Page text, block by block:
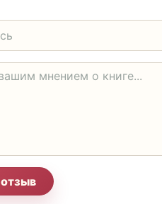
Отправить отзыв